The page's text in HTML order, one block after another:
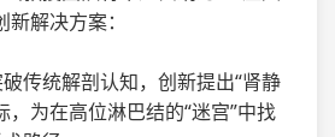
解决方案：
传统解剖认知，创新提出“肾静
，为在高位淋巴结的“迷宫”中找